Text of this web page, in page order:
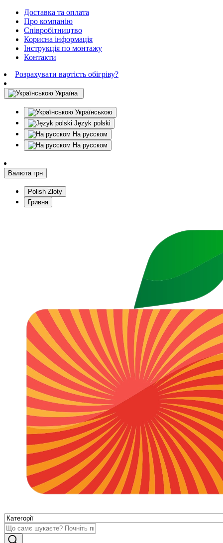
Доставка та оплата
Про компанію
Співробітництво
Корисна інформація
Інструкція по монтажу
Контакти
Розрахувати вартість обігріву?
Україна
Українською
Język polski
На русском
На русском
Валюта грн
Polish Zloty
Гривня